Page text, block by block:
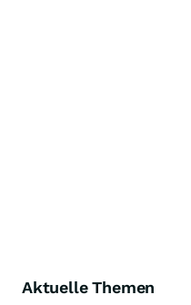
Aktuelle Themen